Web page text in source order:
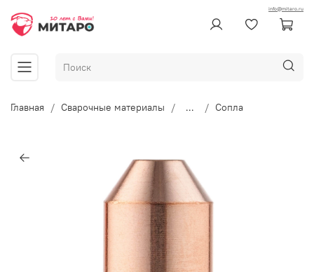
info@mitaro.ru
Главная Сварочные материалы ... Сопла